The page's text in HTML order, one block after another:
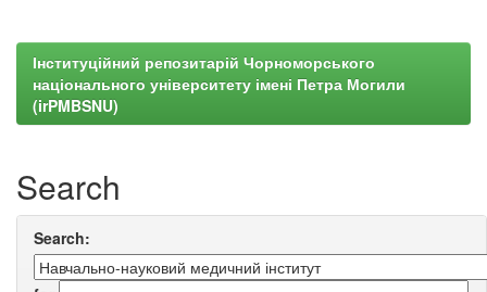
Інституційний репозитарій Чорноморського
національного університету імені Петра Могили
(irPMBSNU)
Search
Search: